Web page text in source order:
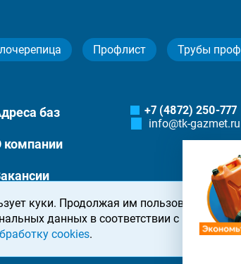
Профлист Трубы
баз
компании
+7 (4872) 250-777
info@tk-gazmet.ru
куки. Продолжая им пользоваться, вы
данных в соответствии с
cookies.